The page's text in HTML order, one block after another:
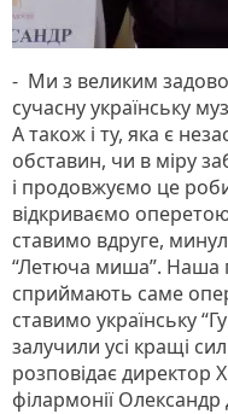
- Ми з великим
сучасну українську
А також і ту, яка є
обставин, чи в міру
і продовжуємо це
відкриваємо
ставимо вдруге,
“Летюча миша”. Наша
сприймають саме
ставимо українську
залучили усі кращі
розповідає директор
філармонії Олександр